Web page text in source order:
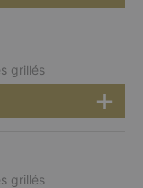
grillés
grillés